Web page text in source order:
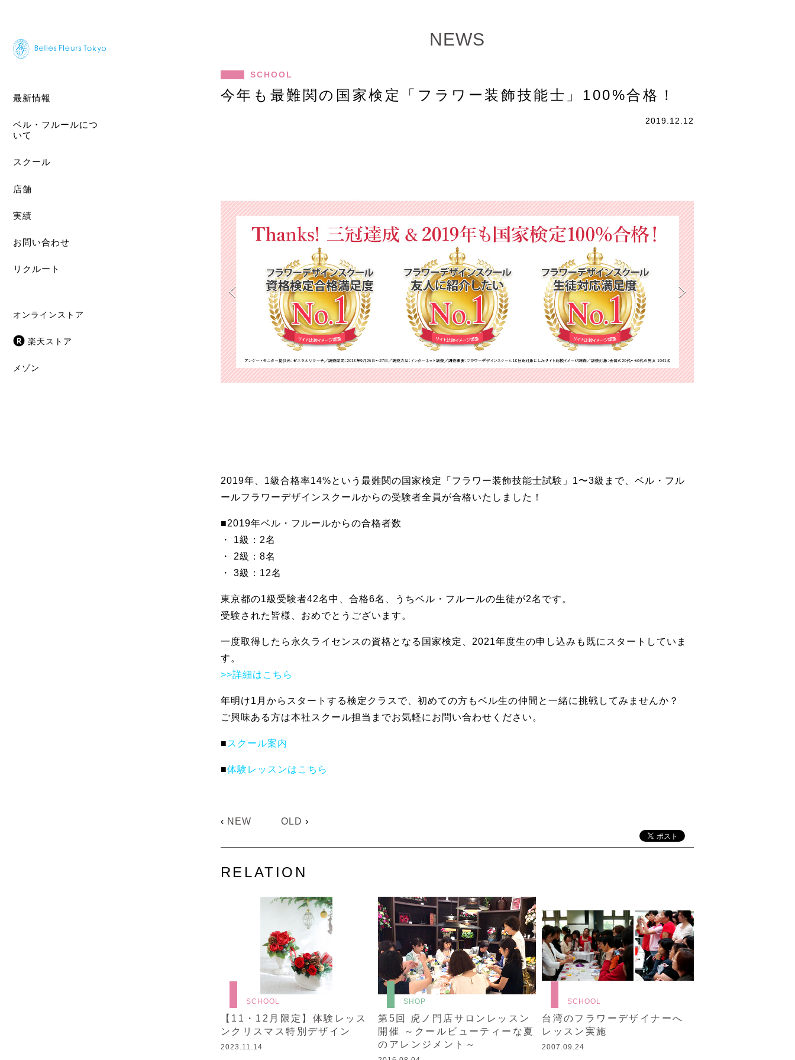
最新情報
ベル・フルールにつ
いて
スクール
店舗
実績
お問い合わせ
リクルート
オンラインストア
楽天ストア
メゾン
NEWS
SCHOOL
今年も最難関の国家検定「フラワー装飾技能士」100%合格！
2019.12.12
2019年、1級合格率14%という最難関の国家検定「フラワー装飾技能士試験」1〜3級まで、ベル・フル
ールフラワーデザインスクールからの受験者全員が合格いたしました！
■2019年ベル・フルールからの合格者数
・ 1級：2名
・ 2級：8名
・ 3級：12名
東京都の1級受験者42名中、合格6名、うちベル・フルールの生徒が2名です。
受験された皆様、おめでとうございます。
一度取得したら永久ライセンスの資格となる国家検定、2021年度生の申し込みも既にスタートしていま
す。
>>詳細はこちら
年明け1月からスタートする検定クラスで、初めての方もベル生の仲間と一緒に挑戦してみませんか？
ご興味ある方は本社スクール担当までお気軽にお問い合わせください。
■ スクール案内
■体験レッスンはこちら
‹ NEW OLD ›
RELATION
SCHOOL
【11・12月限定】体験レッス
ンクリスマス特別デザイン
2023.11.14
SHOP
第5回 虎ノ門店サロンレッスン
開催 ～クールビューティーな夏
のアレンジメント～
SCHOOL
台湾のフラワーデザイナーへ
レッスン実施
2007.09.24